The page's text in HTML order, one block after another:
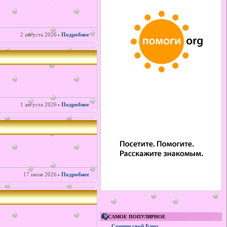
2 августа 2026 Подробнее
1 августа 2026 Подробнее
17 июля 2026 Подробнее
САМОЕ ПОПУЛЯРНОЕ